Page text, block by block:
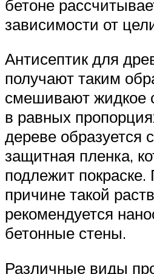
бетоне
зависимости от
Антисептик для
получают таким
смешивают жидкое
в равных
дереве образуется
защитная пленка,
подлежит покраске.
причине такой
рекомендуется
бетонные стены.
Различные виды